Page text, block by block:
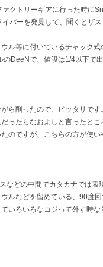
ァクトリーギアに行った時に
イバーを発見して、聞くとザ
ル等に付いているチャック式
DeeNで、値段は1/4以下で出
ら削ったので、ピッタリです。
ったらなおよしと言ったとこ
のですが、こちらの方が使い
などの中間でカタカナでは表
ルなどを留めている、90度
いろいろなコジって外す時な